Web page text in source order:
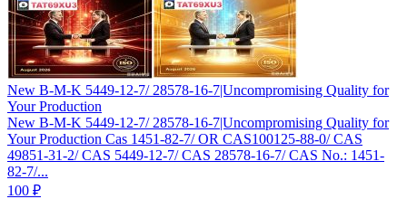
New B-M-K 5449-12-7/ 28578-16-7|Uncompromising Quality for
Your Production
New B-M-K 5449-12-7/ 28578-16-7|Uncompromising Quality for
Your Production Cas 1451-82-7/ OR CAS100125-88-0/ CAS
49851-31-2/ CAS 5449-12-7/ CAS 28578-16-7/ CAS No.: 1451-
82-7/...
100 ₽